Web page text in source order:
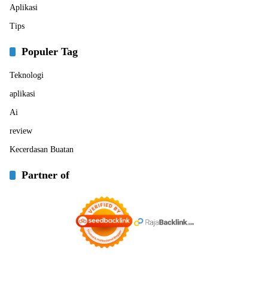
Aplikasi
Tips
Populer Tag
Teknologi
aplikasi
Ai
review
Kecerdasan Buatan
Partner of